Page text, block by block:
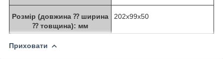
Розмір (довжина ⁇ ширина
⁇ товщина): мм
202х99х50
Приховати